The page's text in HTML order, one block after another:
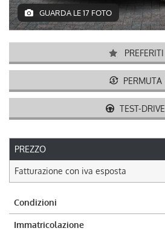
GUARDA LE 17 FOTO
PREFERITI
PERMUTA
TEST-DRIVE
PREZZO
Fatturazione con iva esposta
Condizioni
Immatricolazione